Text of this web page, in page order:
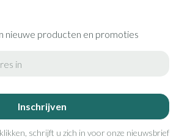
nieuwe producten en promoties
Inschrijven
schrijft u zich in voor onze nieuwsbrief